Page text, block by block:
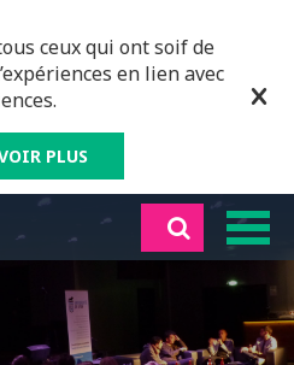
ceux qui ont soif de
en lien avec
PLUS